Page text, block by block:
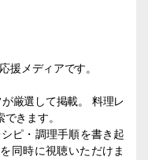
援メディアです。
厳選して掲載。 料理レ
きます。
ピ・調理手順を書き起
同時に視聴いただけま